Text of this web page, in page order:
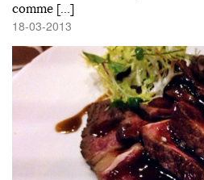
comme […]
18-03-2013